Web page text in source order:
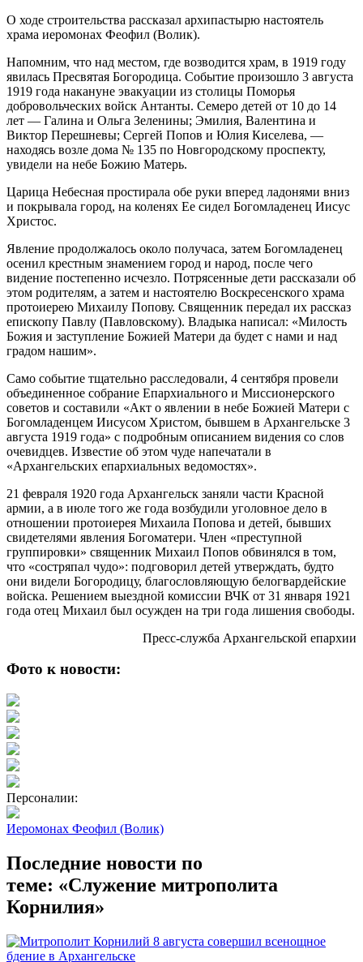
О ходе строительства рассказал архипастырю настоятель
храма иеромонах Феофил (Волик).
Напомним, что над местом, где возводится храм, в 1919 году
явилась Пресвятая Богородица. Событие произошло 3 августа
1919 года накануне эвакуации из столицы Поморья
добровольческих войск Антанты. Семеро детей от 10 до 14
лет — Галина и Ольга Зеленины; Эмилия, Валентина и
Виктор Перешневы; Сергей Попов и Юлия Киселева, —
находясь возле дома № 135 по Новгородскому проспекту,
увидели на небе Божию Матерь.
Царица Небесная простирала обе руки вперед ладонями вниз
и покрывала город, на коленях Ее сидел Богомладенец Иисус
Христос.
Явление продолжалось около получаса, затем Богомладенец
осенил крестным знамением город и народ, после чего
видение постепенно исчезло. Потрясенные дети рассказали об
этом родителям, а затем и настоятелю Воскресенского храма
протоиерею Михаилу Попову. Священник передал их рассказ
епископу Павлу (Павловскому). Владыка написал: «Милость
Божия и заступление Божией Матери да будет с нами и над
градом нашим».
Само событие тщательно расследовали, 4 сентября провели
объединенное собрание Епархиального и Миссионерского
советов и составили «Акт о явлении в небе Божией Матери с
Богомладенцем Иисусом Христом, бывшем в Архангельске 3
августа 1919 года» с подробным описанием видения со слов
очевидцев. Известие об этом чуде напечатали в
«Архангельских епархиальных ведомостях».
21 февраля 1920 года Архангельск заняли части Красной
армии, а в июле того же года возбудили уголовное дело в
отношении протоиерея Михаила Попова и детей, бывших
свидетелями явления Богоматери. Член «преступной
группировки» священник Михаил Попов обвинялся в том,
что «состряпал чудо»: подговорил детей утверждать, будто
они видели Богородицу, благословляющую белогвардейские
войска. Решением выездной комиссии ВЧК от 31 января 1921
года отец Михаил был осужден на три года лишения свободы.
Пресс-служба Архангельской епархии
Фото к новости:
Персоналии:
Иеромонах Феофил (Волик)
Последние новости по
теме: «Служение митрополита
Корнилия»